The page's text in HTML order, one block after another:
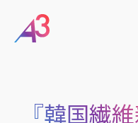
『韓国繊